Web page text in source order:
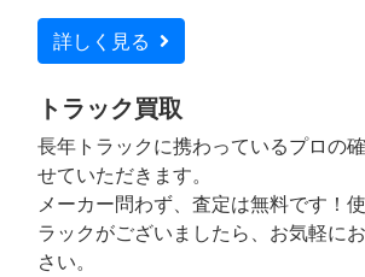
詳しく見る
トラック買取
長年トラックに携わっているプロの
せていただきます。
メーカー問わず、査定は無料です！
ラックがございましたら、お気軽に
さい。